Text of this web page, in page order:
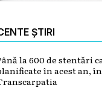
ȘTIRI
la 600 de stentări
în acest an,